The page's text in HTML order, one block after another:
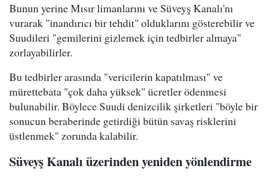
Bunun yerine Mısır limanlarını ve Süveyş Kanalı'nı
vurarak "inandırıcı bir tehdit" olduklarını gösterebilir ve
Suudileri "gemilerini gizlemek için tedbirler almaya"
zorlayabilirler.
Bu tedbirler arasında "vericilerin kapatılması" ve
mürettebata "çok daha yüksek" ücretler ödenmesi
bulunabilir. Böylece Suudi denizcilik şirketleri "böyle bir
sonucun beraberinde getirdiği bütün savaş risklerini
üstlenmek" zorunda kalabilir.
Süveyş Kanalı üzerinden yeniden yönlendirme